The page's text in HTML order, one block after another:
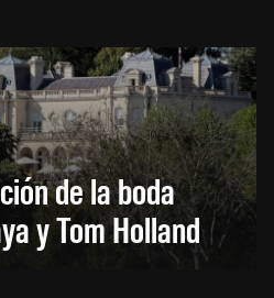
de la boda
y Tom Holland